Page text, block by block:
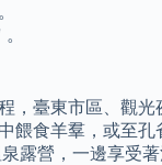
臺東市區、觀
食羊羣，或至
營，一邊享受